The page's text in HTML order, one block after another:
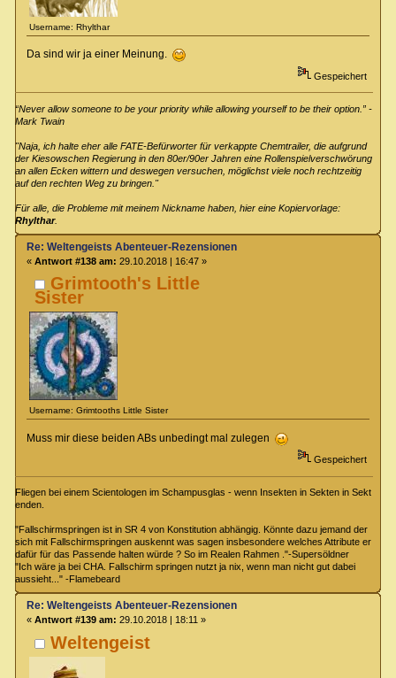
Username: Rhylthar
Da sind wir ja einer Meinung.
Gespeichert
“Never allow someone to be your priority while allowing yourself to be their option.” -
Mark Twain
"Naja, ich halte eher alle FATE-Befürworter für verkappte Chemtrailer, die aufgrund
der Kiesowschen Regierung in den 80er/90er Jahren eine Rollenspielverschwörung
an allen Ecken wittern und deswegen versuchen, möglichst viele noch rechtzeitig
auf den rechten Weg zu bringen."
Für alle, die Probleme mit meinem Nickname haben, hier eine Kopiervorlage:
Rhylthar.
Grimtooth's Little
Sister
Username: Grimtooths Little Sister
Re: Weltengeists Abenteuer-Rezensionen
« Antwort #138 am: 29.10.2018 | 16:47 »
Muss mir diese beiden ABs unbedingt mal zulegen
Gespeichert
Fliegen bei einem Scientologen im Schampusglas - wenn Insekten in Sekten in Sekt
enden.
"Fallschirmspringen ist in SR 4 von Konstitution abhängig. Könnte dazu jemand der
sich mit Fallschirmspringen auskennt was sagen insbesondere welches Attribute er
dafür für das Passende halten würde ? So im Realen Rahmen ."-Supersöldner
"Ich wäre ja bei CHA. Fallschirm springen nutzt ja nix, wenn man nicht gut dabei
aussieht..." -Flamebeard
Weltengeist
Re: Weltengeists Abenteuer-Rezensionen
« Antwort #139 am: 29.10.2018 | 18:11 »